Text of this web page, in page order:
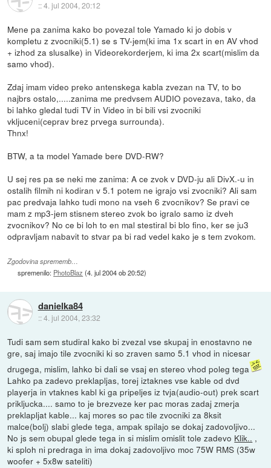
::4. jul 2004, 20:12
Mene pa zanima kako bo povezal tole Yamado ki jo dobis v
kompletu z zvocniki(5.1) se s TV-jem(ki ima 1x scart in en AV vhod
+ izhod za slusalke) in Videorekorderjem, ki ima 2x scart(mislim da
samo vhod).
Zdaj imam video preko antenskega kabla zvezan na TV, to bo
najbrs ostalo,.....zanima me predvsem AUDIO povezava, tako, da
bi lahko gledal tudi TV in Video in bi bili vsi zvocniki
vkljuceni(ceprav brez prvega surrounda).
Thnx!
BTW, a ta model Yamade bere DVD-RW?
U sej res pa se neki me zanima: A ce zvok v DVD-ju ali DivX.-u in
ostalih filmih ni kodiran v 5.1 potem ne igrajo vsi zvocniki? Ali sam
pac predvaja lahko tudi mono na vseh 6 zvocnikov? Se pravi ce
mam z mp3-jem stisnem stereo zvok bo igralo samo iz dveh
zvocnikov? No ce bi loh to en mal stestiral bi blo fino, ker se ju3
odpravljam nabavit to stvar pa bi rad vedel kako je s tem zvokom.
Zgodovina sprememb…
spremenilo: PhotoBlaz (4. jul 2004 ob 20:52)
danielka84
::4. jul 2004, 23:32
Tudi sam sem studiral kako bi zvezal vse skupaj in enostavno ne
gre, saj imajo tile zvocniki ki so zraven samo 5.1 vhod in nicesar
drugega, mislim, lahko bi dali se vsaj en stereo vhod poleg tega
Lahko pa zadevo preklapljas, torej iztaknes vse kable od dvd
playerja in vtaknes kabl ki ga pripeljes iz tvja(audio-out) prek scart
prikljucka.... samo to je brezveze ker pac moras zadaj zmerja
preklapljat kable... kaj mores so pac tile zvocniki za 8ksit
malce(bolj) slabi glede tega, ampak spilajo se dokaj zadovoljivo...
No js sem obupal glede tega in si mislim omislit tole zadevo Klik.. ,
ki sploh ni predraga in ima dokaj zadovoljivo moc 75W RMS (35w
woofer + 5x8w sateliti)